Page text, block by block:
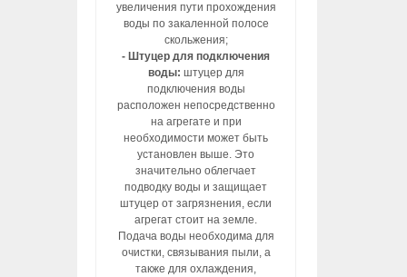
увеличения пути прохождения
воды по закаленной полосе
скольжения;
- Штуцер для подключения
воды: штуцер для
подключения воды
расположен непосредственно
на агрегате и при
необходимости может быть
установлен выше. Это
значительно облегчает
подводку воды и защищает
штуцер от загрязнения, если
агрегат стоит на земле.
Подача воды необходима для
очистки, связывания пыли, а
также для охлаждения,